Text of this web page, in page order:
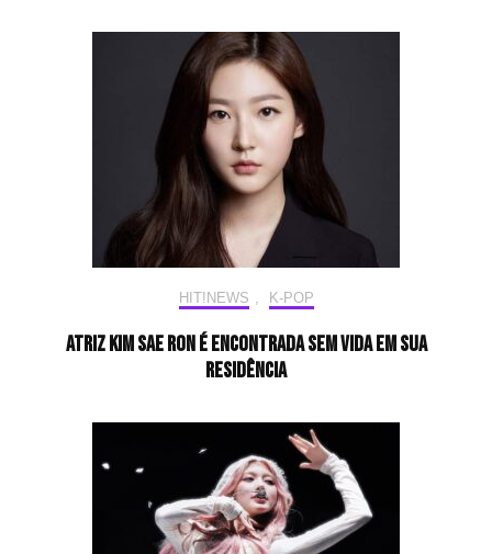
HIT!NEWS K-POP
Atriz Kim Sae Ron é encontrada sem vida em sua
residência